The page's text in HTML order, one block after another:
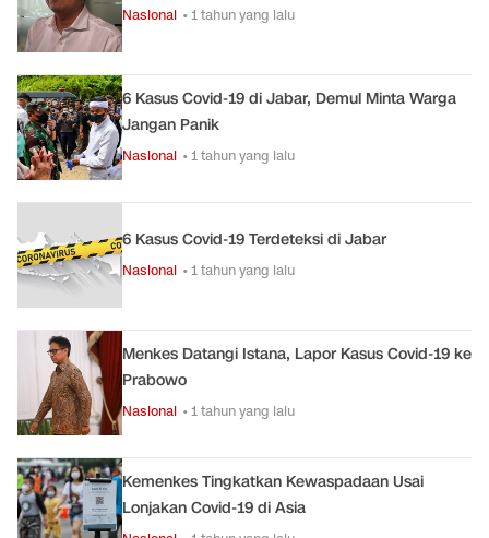
Nasional • 1 tahun yang lalu
6 Kasus Covid-19 di Jabar, Demul Minta Warga
Jangan Panik
Nasional • 1 tahun yang lalu
6 Kasus Covid-19 Terdeteksi di Jabar
Nasional • 1 tahun yang lalu
Menkes Datangi Istana, Lapor Kasus Covid-19 ke
Prabowo
Nasional • 1 tahun yang lalu
Kemenkes Tingkatkan Kewaspadaan Usai
Lonjakan Covid-19 di Asia